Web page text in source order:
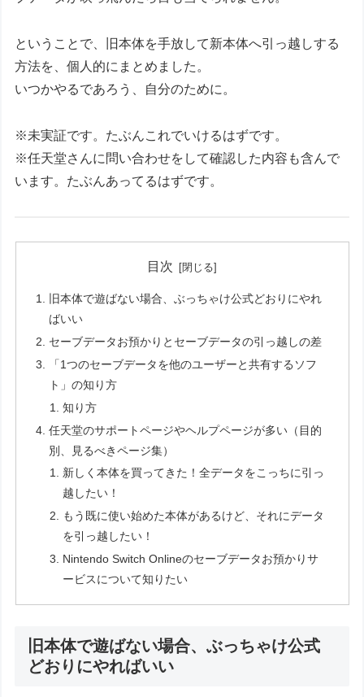
ということで、旧本体を手放して新本体へ引っ越しする
方法を、個人的にまとめました。
いつかやるであろう、自分のために。
※未実証です。たぶんこれでいけるはずです。
※任天堂さんに問い合わせをして確認した内容も含んで
います。たぶんあってるはずです。
目次
旧本体で遊ばない場合、ぶっちゃけ公式どおりにやれ
ばいい
セーブデータお預かりとセーブデータの引っ越しの差
「1つのセーブデータを他のユーザーと共有するソフ
ト」の知り方
知り方
任天堂のサポートページやヘルプページが多い（目的
別、見るべきページ集）
新しく本体を買ってきた！全データをこっちに引っ
越したい！
もう既に使い始めた本体があるけど、それにデータ
を引っ越したい！
Nintendo Switch Onlineのセーブデータお預かりサ
ービスについて知りたい
旧本体で遊ばない場合、ぶっちゃけ公式
どおりにやればいい